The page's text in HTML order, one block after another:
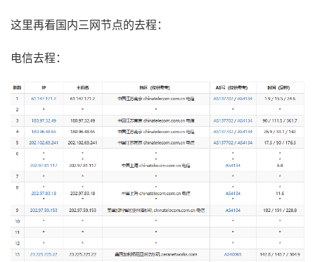
这里再看国内三网节点的去程：
电信去程：